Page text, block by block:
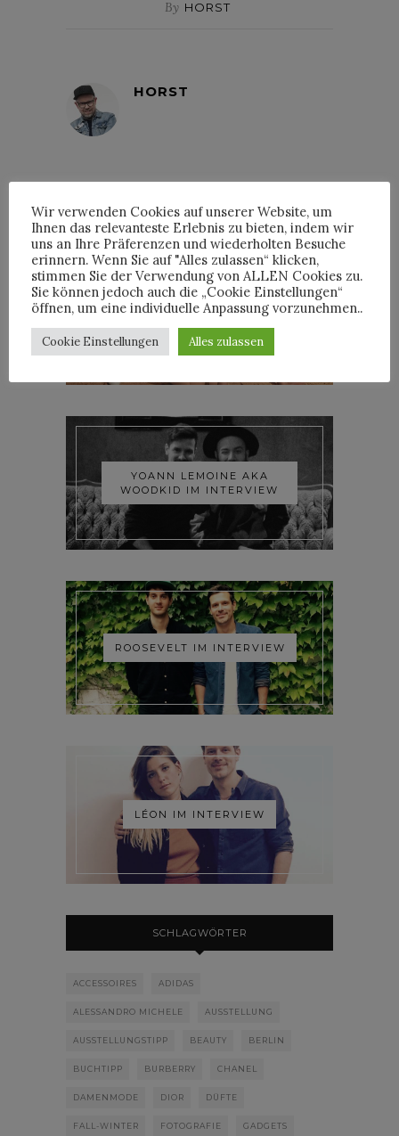
By HORST
HORST
INTERVIEWS
TRIXIE MATTEL IM
YOANN LEMOINE AKA
WOODKID IM INTERVIEW
ROOSEVELT IM INTERVIEW
LÉON IM INTERVIEW
SCHLAGWÖRTER
ACCESSOIRES ADIDAS
ALESSANDRO MICHELE AUSSTELLUNG
AUSSTELLUNGSTIPP BEAUTY BERLIN
BUCHTIPP BURBERRY CHANEL
DAMENMODE DIOR DÜFTE
FALL-WINTER FOTOGRAFIE GADGETS
Wir verwenden Cookies auf unserer Website, um
Ihnen das relevanteste Erlebnis zu bieten, indem wir
uns an Ihre Präferenzen und wiederholten Besuche
erinnern. Wenn Sie auf "Alles zulassen“ klicken,
stimmen Sie der Verwendung von ALLEN Cookies zu.
Sie können jedoch auch die „Cookie Einstellungen“
öffnen, um eine individuelle Anpassung vorzunehmen..
Cookie Einstellungen Alles zulassen